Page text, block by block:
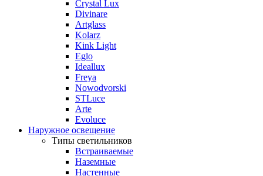
Crystal Lux
Divinare
Artglass
Kolarz
Kink Light
Eglo
Ideallux
Freya
Nowodvorski
STLuce
Arte
Evoluce
Наружное освещение
Типы светильников
Встраиваемые
Наземные
Настенные